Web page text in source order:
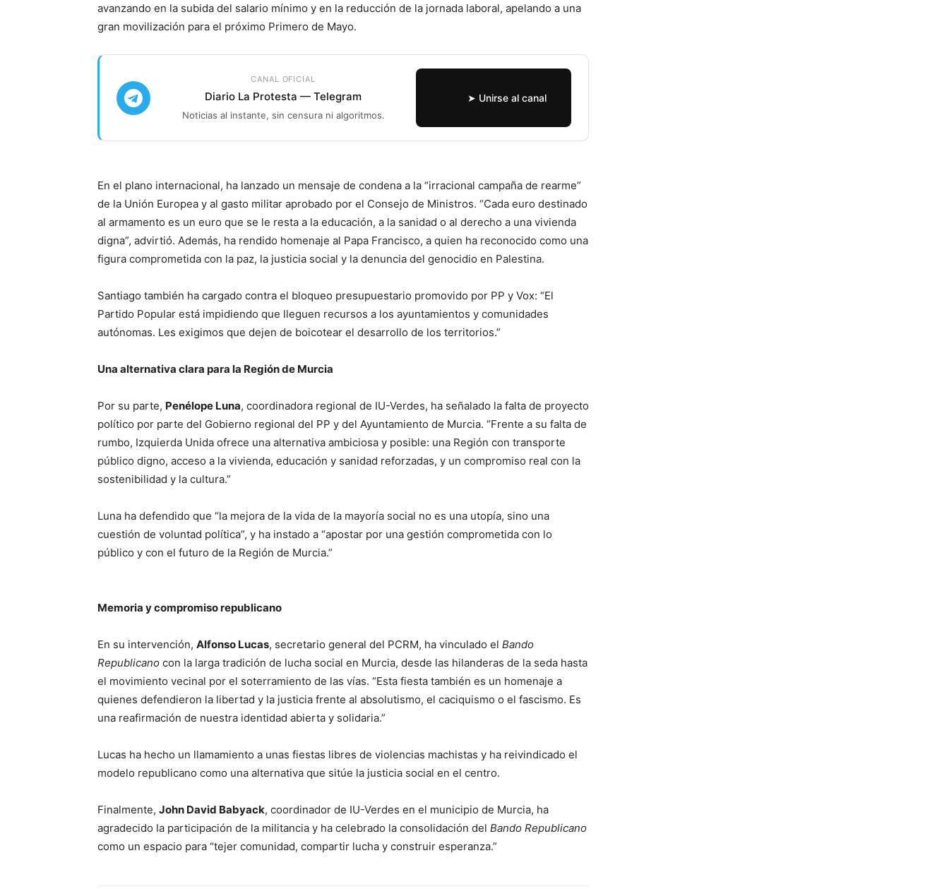
avanzando en la subida del salario mínimo y en la reducción de la jornada laboral, apelando a una
gran movilización para el próximo Primero de Mayo.
CANAL OFICIAL
Diario La Protesta — Telegram
Noticias al instante, sin censura ni algoritmos.
➤ Unirse al canal
En el plano internacional, ha lanzado un mensaje de condena a la “irracional campaña de rearme”
de la Unión Europea y al gasto militar aprobado por el Consejo de Ministros. “Cada euro destinado
al armamento es un euro que se le resta a la educación, a la sanidad o al derecho a una vivienda
digna”, advirtió. Además, ha rendido homenaje al Papa Francisco, a quien ha reconocido como una
figura comprometida con la paz, la justicia social y la denuncia del genocidio en Palestina.
Santiago también ha cargado contra el bloqueo presupuestario promovido por PP y Vox: “El
Partido Popular está impidiendo que lleguen recursos a los ayuntamientos y comunidades
autónomas. Les exigimos que dejen de boicotear el desarrollo de los territorios.”
Una alternativa clara para la Región de Murcia
Por su parte, Penélope Luna, coordinadora regional de IU-Verdes, ha señalado la falta de proyecto
político por parte del Gobierno regional del PP y del Ayuntamiento de Murcia. “Frente a su falta de
rumbo, Izquierda Unida ofrece una alternativa ambiciosa y posible: una Región con transporte
público digno, acceso a la vivienda, educación y sanidad reforzadas, y un compromiso real con la
sostenibilidad y la cultura.”
Luna ha defendido que “la mejora de la vida de la mayoría social no es una utopía, sino una
cuestión de voluntad política”, y ha instado a “apostar por una gestión comprometida con lo
público y con el futuro de la Región de Murcia.”
Memoria y compromiso republicano
En su intervención, Alfonso Lucas, secretario general del PCRM, ha vinculado el Bando
Republicano con la larga tradición de lucha social en Murcia, desde las hilanderas de la seda hasta
el movimiento vecinal por el soterramiento de las vías. “Esta fiesta también es un homenaje a
quienes defendieron la libertad y la justicia frente al absolutismo, el caciquismo o el fascismo. Es
una reafirmación de nuestra identidad abierta y solidaria.”
Lucas ha hecho un llamamiento a unas fiestas libres de violencias machistas y ha reivindicado el
modelo republicano como una alternativa que sitúe la justicia social en el centro.
Finalmente, John David Babyack, coordinador de IU-Verdes en el municipio de Murcia, ha
agradecido la participación de la militancia y ha celebrado la consolidación del Bando Republicano
como un espacio para “tejer comunidad, compartir lucha y construir esperanza.”